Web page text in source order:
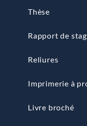
Thèse
Rapport de
Reliures
Imprimerie à
Livre broché